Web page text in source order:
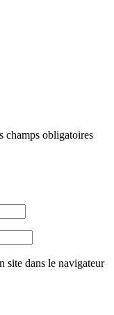
champs obligatoires
site dans le navigateur